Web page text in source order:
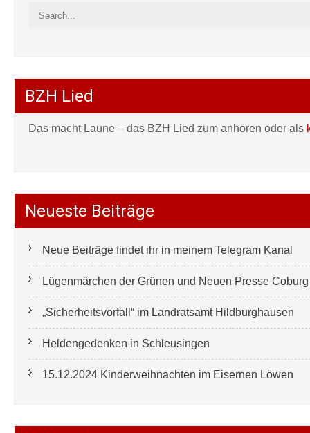
BZH Lied
Das macht Laune – das BZH Lied zum anhören oder als
Neueste Beiträge
Neue Beiträge findet ihr in meinem Telegram Kanal
Lügenmärchen der Grünen und Neuen Presse
„Sicherheitsvorfall“ im Landratsamt Hildburghausen
Heldengedenken in Schleusingen
15.12.2024 Kinderweihnachten im Eisernen Löwen